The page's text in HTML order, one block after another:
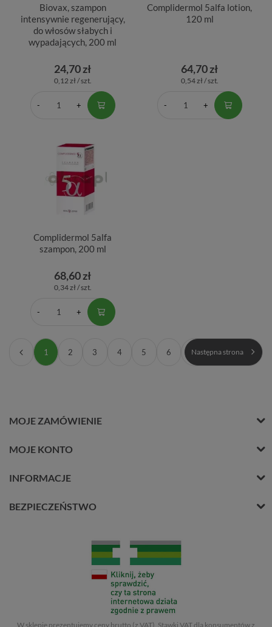
Biovax, szampon
intensywnie regenerujący,
do włosów słabych i
wypadających, 200 ml
24,70 zł
0,12 zł / szt.
Complidermol 5alfa lotion,
120 ml
64,70 zł
0,54 zł / szt.
Complidermol 5alfa
szampon, 200 ml
68,60 zł
0,34 zł / szt.
1 2 3 4 5 6 Następna strona
MOJE ZAMÓWIENIE
MOJE KONTO
INFORMACJE
BEZPIECZEŃSTWO
W sklepie prezentujemy ceny brutto (z VAT). Stawki VAT dla konsumentów z